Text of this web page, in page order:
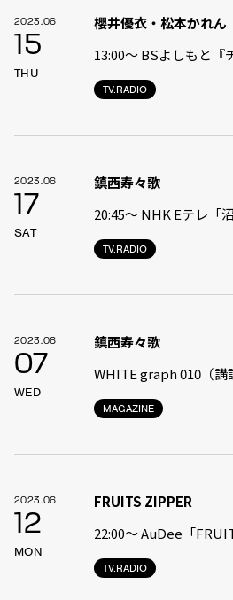
2023.06
15
THU
TV.RADIO
櫻井優衣・松本かれん
13:00〜 BSよしもと『
2023.06
17
SAT
TV.RADIO
鎮西寿々歌
20:45〜 NHK Eテレ「
2023.06
07
WED
MAGAZINE
鎮西寿々歌
WHITE graph 010（講
2023.06
12
MON
TV.RADIO
FRUITS ZIPPER
22:00〜 AuDee「